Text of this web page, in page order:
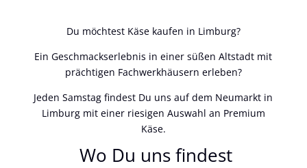
Du möchtest Käse kaufen in Limburg?
Ein Geschmackserlebnis in einer süßen Altstadt mit
prächtigen Fachwerkhäusern erleben?
Jeden Samstag findest Du uns auf dem Neumarkt in
Limburg mit einer riesigen Auswahl an Premium
Käse.
Wo Du uns findest